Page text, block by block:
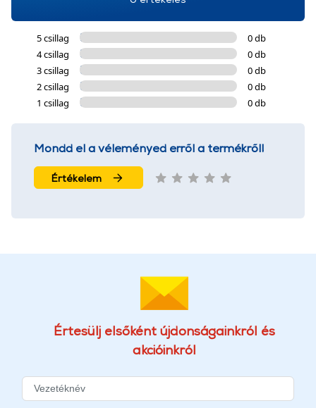
5 csillag
0 db
4 csillag
0 db
3 csillag
0 db
2 csillag
0 db
1 csillag
0 db
Mondd el a véleményed erről a termékről!
Értékelem
Értesülj elsőként újdonságainkról és
akcióinkról